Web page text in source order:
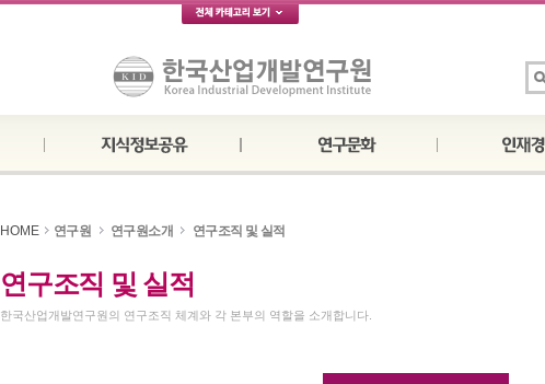
HOME 연구원 연구원소개 연구조직 및 실적
연구조직 및 실적
한국산업개발연구원의 연구조직 체계와 각 본부의 역할을 소개합니다.